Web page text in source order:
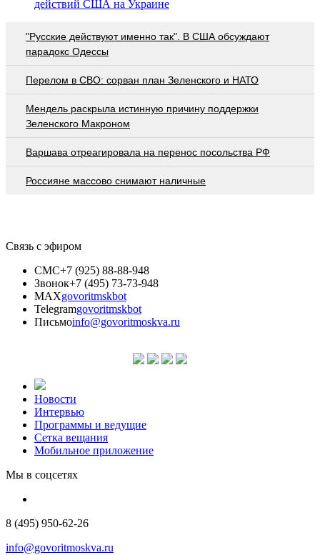
действий США на Украине
"Русские действуют именно так". В США обсуждают
парадокс Одессы
Перелом в СВО: сорван план Зеленского и НАТО
Мендель раскрыла истинную причину поддержки
Зеленского Макроном
Варшава отреагировала на перенос посольства РФ
Россияне массово снимают наличные
Связь с эфиром
СМС+7 (925) 88-88-948
Звонок+7 (495) 73-73-948
MAXgovoritmskbot
Telegramgovoritmskbot
Письмоinfo@govoritmoskva.ru
Новости
Интервью
Программы и ведущие
Сетка вещания
Мобильное приложение
Мы в соцсетях
8 (495) 950-62-26
info@govoritmoskva.ru